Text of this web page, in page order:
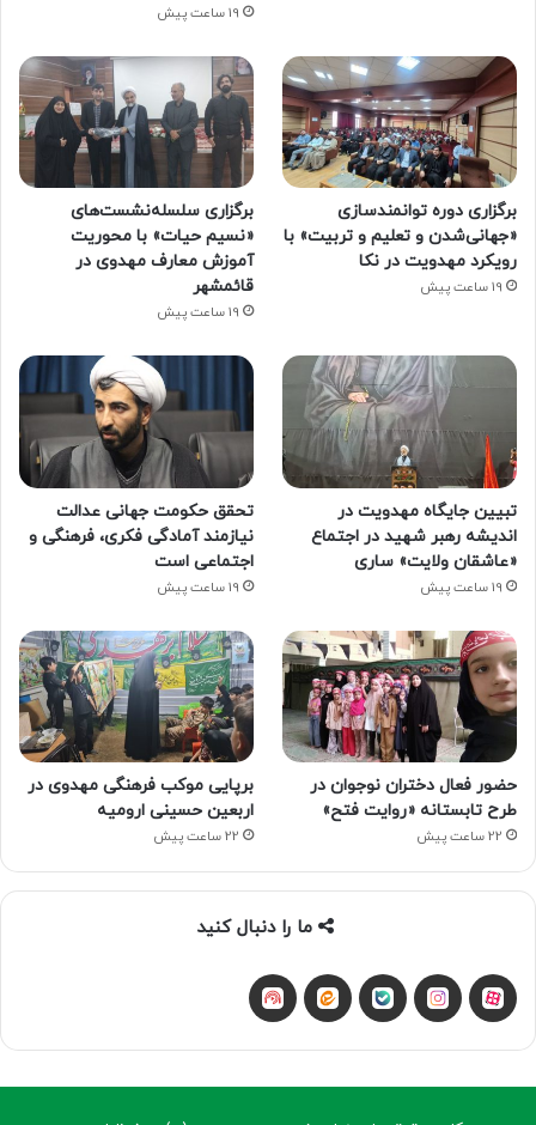
19 ساعت پیش
برگزاری دوره توانمندسازی
«جهانی‌شدن و تعلیم و تربیت» با
رویکرد مهدویت در نکا
19 ساعت پیش
برگزاری سلسله‌نشست‌های
«نسیم حیات» با محوریت
آموزش معارف مهدوی در
قائمشهر
19 ساعت پیش
تبیین جایگاه مهدویت در
اندیشه رهبر شهید در اجتماع
«عاشقان ولایت» ساری
19 ساعت پیش
تحقق حکومت جهانی عدالت
نیازمند آمادگی فکری، فرهنگی و
اجتماعی است
19 ساعت پیش
حضور فعال دختران نوجوان در
طرح تابستانه «روایت فتح»
22 ساعت پیش
برپایی موکب فرهنگی مهدوی در
اربعین حسینی ارومیه
22 ساعت پیش
ما را دنبال کنید
آپاراتاینستاگرام
بله ایتا شنوتو